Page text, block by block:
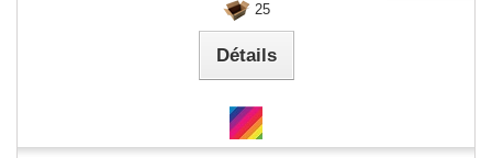
25
Détails